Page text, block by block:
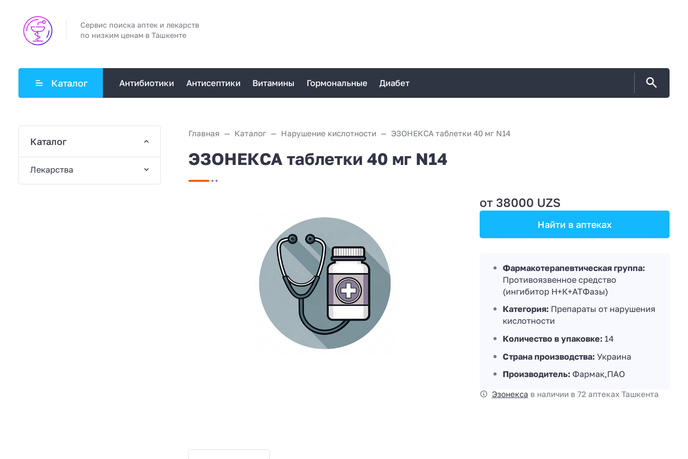
Сервис поиска аптек и лекарств
по низким ценам в Ташкенте
Каталог Антибиотики Антисептики Витамины Гормональные Диабет
Главная Каталог Нарушение кислотности ЭЗОНЕКСА таблетки 40 мг N14
ЭЗОНЕКСА таблетки 40 мг N14
от 38000 UZS
Найти в аптеках
Фармакотерапевтическая группа:
Противоязвенное средство
(ингибитор Н+К+АТФазы)
Категория: Препараты от нарушения
кислотности
Количество в упаковке: 14
Страна производства: Украина
Производитель: Фармак,ПАО
Эзонекса в наличии в 72 аптеках Ташкента
Каталог
Лекарства